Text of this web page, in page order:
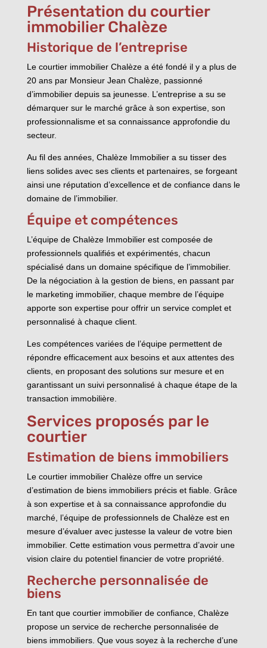
Présentation du courtier
immobilier Chalèze
Historique de l’entreprise
Le courtier immobilier Chalèze a été fondé il y a plus de
20 ans par Monsieur Jean Chalèze, passionné
d’immobilier depuis sa jeunesse. L’entreprise a su se
démarquer sur le marché grâce à son expertise, son
professionnalisme et sa connaissance approfondie du
secteur.
Au fil des années, Chalèze Immobilier a su tisser des
liens solides avec ses clients et partenaires, se forgeant
ainsi une réputation d’excellence et de confiance dans le
domaine de l’immobilier.
Équipe et compétences
L’équipe de Chalèze Immobilier est composée de
professionnels qualifiés et expérimentés, chacun
spécialisé dans un domaine spécifique de l’immobilier.
De la négociation à la gestion de biens, en passant par
le marketing immobilier, chaque membre de l’équipe
apporte son expertise pour offrir un service complet et
personnalisé à chaque client.
Les compétences variées de l’équipe permettent de
répondre efficacement aux besoins et aux attentes des
clients, en proposant des solutions sur mesure et en
garantissant un suivi personnalisé à chaque étape de la
transaction immobilière.
Services proposés par le
courtier
Estimation de biens immobiliers
Le courtier immobilier Chalèze offre un service
d’estimation de biens immobiliers précis et fiable. Grâce
à son expertise et à sa connaissance approfondie du
marché, l’équipe de professionnels de Chalèze est en
mesure d’évaluer avec justesse la valeur de votre bien
immobilier. Cette estimation vous permettra d’avoir une
vision claire du potentiel financier de votre propriété.
Recherche personnalisée de
biens
En tant que courtier immobilier de confiance, Chalèze
propose un service de recherche personnalisée de
biens immobiliers. Que vous soyez à la recherche d’une